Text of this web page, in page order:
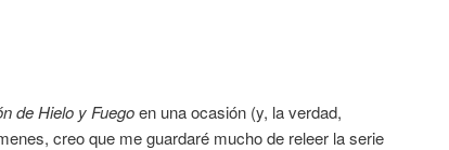
de Hielo y Fuegoen una ocasión (y, la verdad,
creo que me guardaré mucho de releer la serie